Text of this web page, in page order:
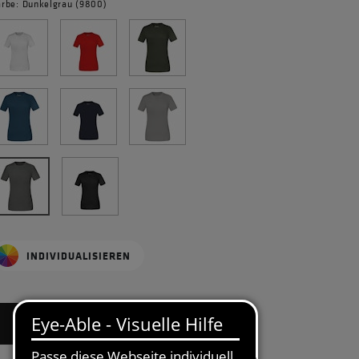
Dunkelgrau (9800)
INDIVIDUALISIEREN
BITTE GRÖSSE WÄHLEN